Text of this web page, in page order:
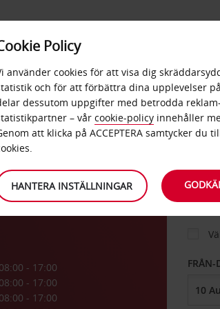
ERBJUDANDEN
08:00 - 17:00
08:00 - 17:00
08:00 - 17:00
FRÅN-
Policy
använder cookies för att visa dig
och för att förbättra dina upplevelser
dessutom uppgifter med betrodda
– vår cookie-policy innehåller
att klicka på ACCEPTERA samtycker du
HANTERA INSTÄLLNINGAR